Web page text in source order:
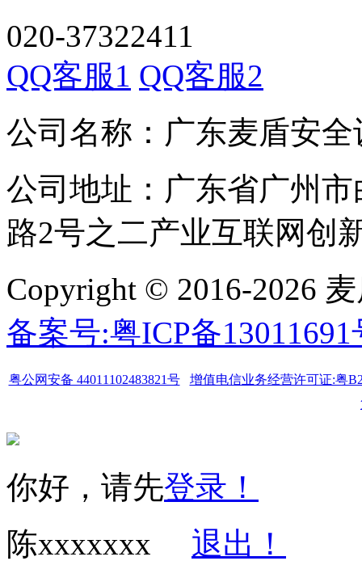
020-37322411
QQ客服1 QQ客服2
公司名称：广东麦盾安
公司地址：广东省广州
路2号之二产业互联网创
Copyright © 2016-2026
备案号:粤ICP备13011691
粤公网安备 44011102483821号
增值电信业务经营许可证:粤
你好，请先登录！
陈xxxxxxx
退出！